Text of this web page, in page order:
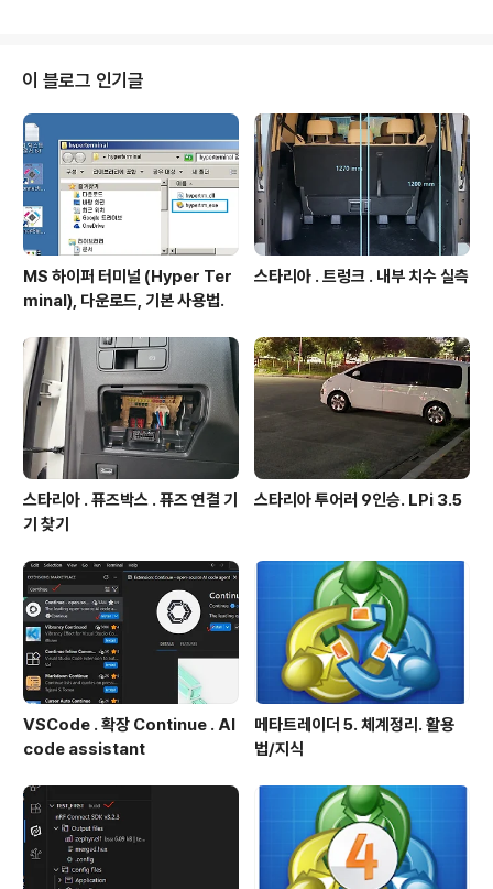
가늠하기 애매하나, 본 공구는 압착된 길이 확인 가능. 구
입처 팝너트 건 리벳건 리벳기 리베트 너트 어댑터COUP
ANGwww.coupang.com 활용예 - 길이 긴 잭너트
작업 가능 . 상세 보기 : https://igotit...
이 블로그 인기글
MS 하이퍼 터미널 (Hyper Ter
minal), 다운로드, 기본 사용법.
스타리아 . 트렁크 . 내부 치수 실측
스타리아 . 퓨즈박스 . 퓨즈 연결 기
기 찾기
스타리아 투어러 9인승. LPi 3.5
VSCode . 확장 Continue . AI
code assistant
메타트레이더 5. 체계정리. 활용
법/지식